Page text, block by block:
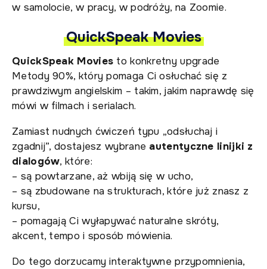
w samolocie, w pracy, w podróży, na Zoomie.
QuickSpeak Movies
QuickSpeak Movies to konkretny upgrade
Metody 90%, który pomaga Ci osłuchać się z
prawdziwym angielskim – takim, jakim naprawdę się
mówi w filmach i serialach.
Zamiast nudnych ćwiczeń typu „odsłuchaj i
zgadnij”, dostajesz wybrane autentyczne linijki z
dialogów, które:
– są powtarzane, aż wbiją się w ucho,
– są zbudowane na strukturach, które już znasz z
kursu,
– pomagają Ci wyłapywać naturalne skróty,
akcent, tempo i sposób mówienia.
Do tego dorzucamy interaktywne przypomnienia,